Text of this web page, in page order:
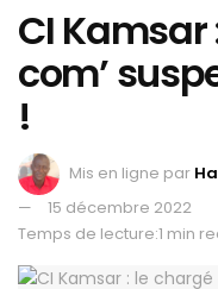
CI
com’
!
Mis en ligne par
15 décembre 2022
Temps de lecture:1 min